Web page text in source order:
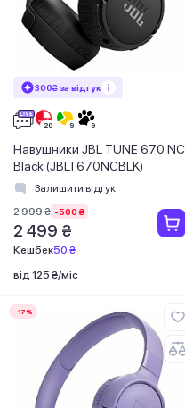
300₴ за відгук
Навушники JBL TUNE 670 NC
Black (JBLT670NCBLK)
Залишити відгук
2 999 ₴ -500 ₴
2 499 ₴
Кешбек50 ₴
від 125 ₴/міс
-17%